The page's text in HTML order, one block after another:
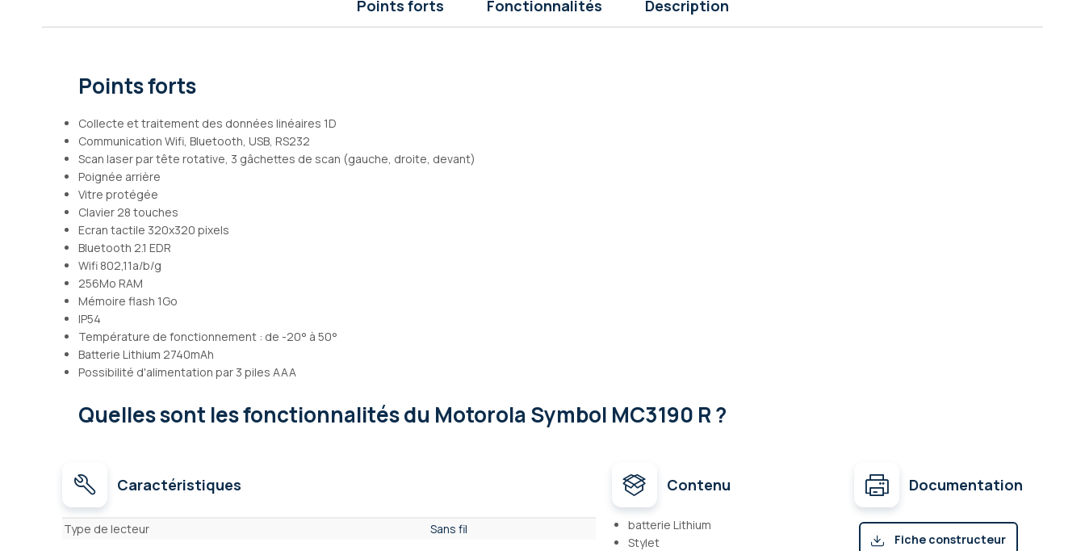
d’images
Points forts Fonctionnalités Description
Points forts
Collecte et traitement des données linéaires 1D
Communication Wifi, Bluetooth, USB, RS232
Scan laser par tête rotative, 3 gâchettes de scan (gauche, droite, devant)
Poignée arrière
Vitre protégée
Clavier 28 touches
Ecran tactile 320x320 pixels
Bluetooth 2.1 EDR
Wifi 802,11a/b/g
256Mo RAM
Mémoire flash 1Go
IP54
Température de fonctionnement : de -20° à 50°
Batterie Lithium 2740mAh
Possibilité d'alimentation par 3 piles AAA
Quelles sont les fonctionnalitésdu Motorola Symbol MC3190 R ?
Caractéristiques
Caractéristiques
Type de lecteur Sans fil
Contenu
batterie Lithium
Stylet
Documentation
Fiche constructeur